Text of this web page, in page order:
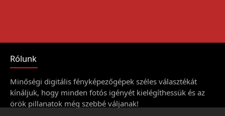
Rólunk
Minőségi digitális fényképezőgépek széles választékát
kínáljuk, hogy minden fotós igényét kielégíthessük és az
örök pillanatok még szebbé váljanak!